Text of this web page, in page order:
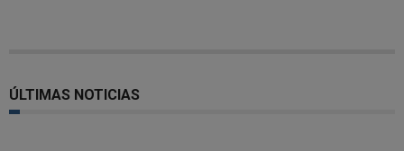
ÚLTIMAS NOTICIAS